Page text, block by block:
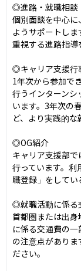
◎進路・就職相談
個別面談を中心
ようサポートし
重視する進路指導
◎キャリア支援行
1年次から参加で
行うインターンシ
います。3年次の
ど、より実践的な
◎OG紹介
キャリア支援部
行っています。利
職登録」をしてい
◎就職活動に係る
首都圏または出
に係る交通費の
の注意点があり
ださい。